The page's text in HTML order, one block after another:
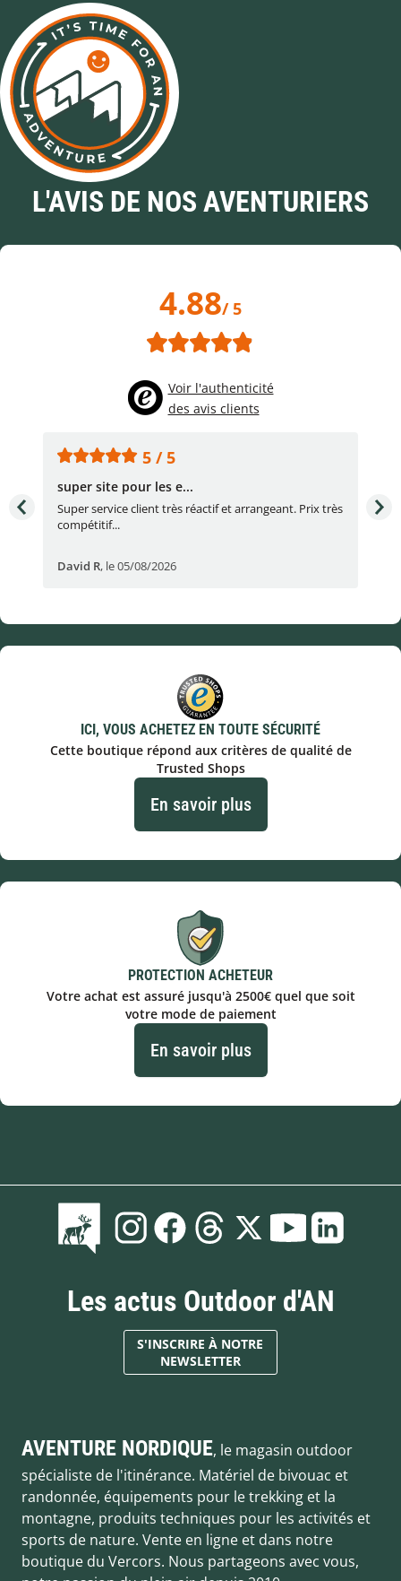
L'AVIS DE NOS AVENTURIERS
4.88/ 5
Voir l'authenticité
des avis clients
5 / 5
super site pour les e...
Super service client très réactif et arrangeant. Prix très
compétitif...
David R, le 05/08/2026
ICI, VOUS ACHETEZ EN TOUTE SÉCURITÉ
Cette boutique répond aux critères de qualité de
Trusted Shops
En savoir plus
PROTECTION ACHETEUR
Votre achat est assuré jusqu'à 2500€ quel que soit
votre mode de paiement
En savoir plus
Les actus Outdoor d'AN
S'INSCRIRE À NOTRE
NEWSLETTER
AVENTURE NORDIQUE, le magasin outdoor
spécialiste de l'itinérance. Matériel de bivouac et
randonnée, équipements pour le trekking et la
montagne, produits techniques pour les activités et
sports de nature. Vente en ligne et dans notre
boutique du Vercors. Nous partageons avec vous,